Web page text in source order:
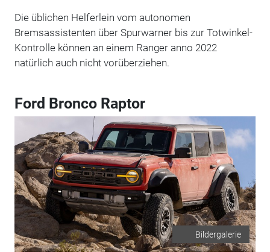
Die üblichen Helferlein vom autonomen
Bremsassistenten über Spurwarner bis zur Totwinkel-
Kontrolle können an einem Ranger anno 2022
natürlich auch nicht vorüberziehen.
Ford Bronco Raptor
Bildergalerie